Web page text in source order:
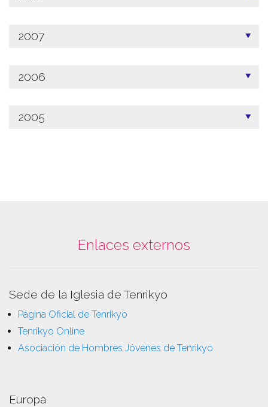
2007
2006
2005
Enlaces externos
Sede de la Iglesia de Tenrikyo
Página Oficial de Tenrikyo
Tenrikyo Online
Asociación de Hombres Jóvenes de Tenrikyo
Europa